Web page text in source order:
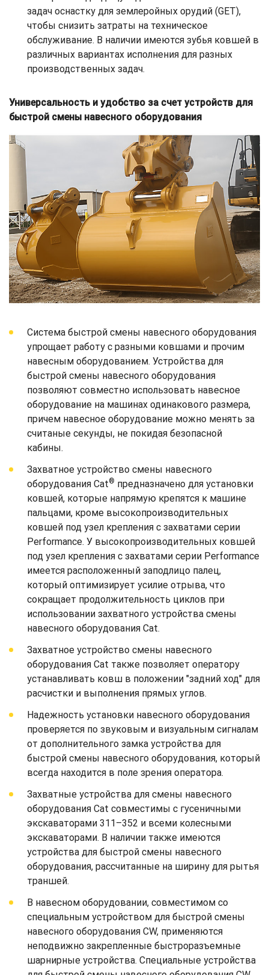
задач оснастку для землеройных орудий (GET),
чтобы снизить затраты на техническое
обслуживание. В наличии имеются зубья ковшей в
различных вариантах исполнения для разных
производственных задач.
Универсальность и удобство за счет устройств для
быстрой смены навесного оборудования
Система быстрой смены навесного оборудования
упрощает работу с разными ковшами и прочим
навесным оборудованием. Устройства для
быстрой смены навесного оборудования
позволяют совместно использовать навесное
оборудование на машинах одинакового размера,
причем навесное оборудование можно менять за
считаные секунды, не покидая безопасной
кабины.
Захватное устройство смены навесного
оборудования Cat® предназначено для установки
ковшей, которые напрямую крепятся к машине
пальцами, кроме высокопроизводительных
ковшей под узел крепления с захватами серии
Performance. У высокопроизводительных ковшей
под узел крепления с захватами серии Performance
имеется расположенный заподлицо палец,
который оптимизирует усилие отрыва, что
сокращает продолжительность циклов при
использовании захватного устройства смены
навесного оборудования Cat.
Захватное устройство смены навесного
оборудования Cat также позволяет оператору
устанавливать ковш в положении "задний ход" для
расчистки и выполнения прямых углов.
Надежность установки навесного оборудования
проверяется по звуковым и визуальным сигналам
от дополнительного замка устройства для
быстрой смены навесного оборудования, который
всегда находится в поле зрения оператора.
Захватные устройства для смены навесного
оборудования Cat совместимы с гусеничными
экскаваторами 311–352 и всеми колесными
экскаваторами. В наличии также имеются
устройства для быстрой смены навесного
оборудования, рассчитанные на ширину для рытья
траншей.
В навесном оборудовании, совместимом со
специальным устройством для быстрой смены
навесного оборудования CW, применяются
неподвижно закрепленные быстроразъемные
шарнирные устройства. Специальные устройства